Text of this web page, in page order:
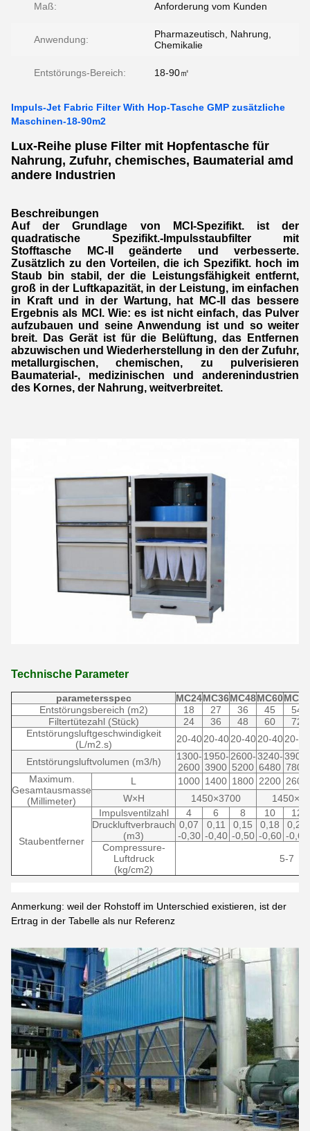
Maß: Anforderung vom Kunden
Anwendung:
Pharmazeutisch, Nahrung,
Chemikalie
Entstörungs-Bereich: 18-90㎡
Impuls-Jet Fabric Filter With Hop-Tasche GMP zusätzliche
Maschinen-18-90m2
Lux-Reihe pluse Filter mit Hopfentasche für
Nahrung, Zufuhr, chemisches, Baumaterial amd
andere Industrien
Beschreibungen
Auf der Grundlage von MCI-Spezifikt. ist der
quadratische Spezifikt.-Impulsstaubfilter mit
Stofftasche MC-II geänderte und verbesserte.
Zusätzlich zu den Vorteilen, die ich Spezifikt. hoch im
Staub bin stabil, der die Leistungsfähigkeit entfernt,
groß in der Luftkapazität, in der Leistung, im einfachen
in Kraft und in der Wartung, hat MC-II das bessere
Ergebnis als MCI. Wie: es ist nicht einfach, das Pulver
aufzubauen und seine Anwendung ist und so weiter
breit. Das Gerät ist für die Belüftung, das Entfernen
abzuwischen und Wiederherstellung in den der Zufuhr,
metallurgischen, chemischen, zu pulverisieren
Baumaterial-, medizinischen und anderenindustrien
des Kornes, der Nahrung, weitverbreitet.
Technische Parameter
parametersspec MC24MC36MC48MC60MC72
Entstörungsbereich (m2)
18 27 36 45
54
Filtertütezahl (Stück)
24 36 48 60
72
Entstörungsluftgeschwindigkeit
(L/m2.s)
20-40 20-40 20-40 20-40 20-40
Entstörungsluftvolumen (m3/h)
1300-
2600
1950-
3900
2600-
5200
3240-
6480
3900-
7800
Maximum.
Gesamtausmasse
(Millimeter)
L 1000 1400 1800 2200 2600
W×H
1450×3700
Staubentferner
Impulsventilzahl 4 6 8 10
12
Druckluftverbrauch
(m3)
0,07
-0,30
0,11
-0,40
0,15
-0,50
0,18
-0,60
0,22
-0,60
Compressure-
Luftdruck
(kg/cm2)
5-7
Anmerkung: weil der Rohstoff im Unterschied existieren, ist der
Ertrag in der Tabelle als nur Referenz